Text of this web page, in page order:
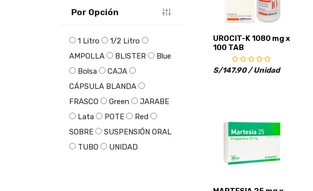
Por Opción
1 Litro
1/2 Litro
AMPOLLA
BLISTER
Blue
Bolsa
CAJA
CÁPSULA BLANDA
FRASCO
Green
JARABE
Lata
POTE
Red
SOBRE
SUSPENSIÓN ORAL
TUBO
UNIDAD
UROCIT-K 1080 mg x
100 TAB
S/147.90 / Unidad